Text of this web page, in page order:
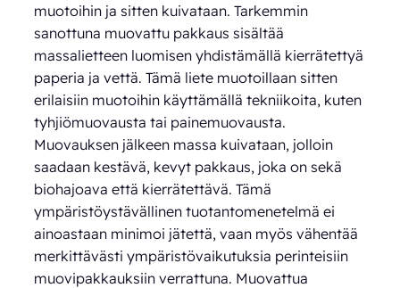
muotoihin ja sitten kuivataan. Tarkemmin
sanottuna muovattu pakkaus sisältää
massalietteen luomisen yhdistämällä kierrätettyä
paperia ja vettä. Tämä liete muotoillaan sitten
erilaisiin muotoihin käyttämällä tekniikoita, kuten
tyhjiömuovausta tai painemuovausta.
Muovauksen jälkeen massa kuivataan, jolloin
saadaan kestävä, kevyt pakkaus, joka on sekä
biohajoava että kierrätettävä. Tämä
ympäristöystävällinen tuotantomenetelmä ei
ainoastaan minimoi jätettä, vaan myös vähentää
merkittävästi ympäristövaikutuksia perinteisiin
muovipakkauksiin verrattuna. Muovattua